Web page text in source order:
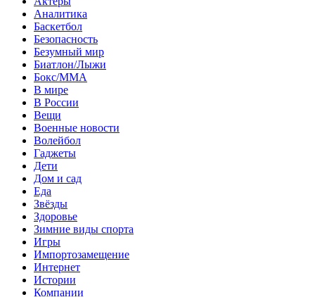
Аналитика
Баскетбол
Безопасность
Безумный мир
Биатлон/Лыжи
Бокс/MMA
В мире
В России
Вещи
Военные новости
Волейбол
Гаджеты
Дети
Дом и сад
Еда
Звёзды
Здоровье
Зимние виды спорта
Игры
Импортозамещение
Интернет
Истории
Компании